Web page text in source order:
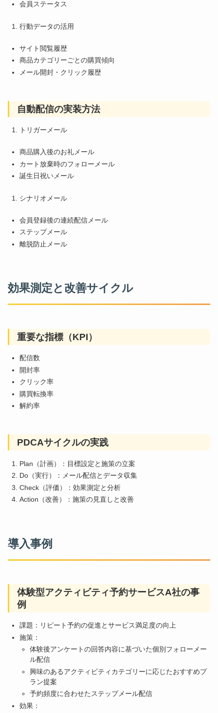
会員ステータス
行動データの活用
サイト閲覧履歴
商品カテゴリーごとの購買傾向
メール開封・クリック履歴
自動配信の実装方法
トリガーメール
商品購入後のお礼メール
カート放棄時のフォローメール
誕生日祝いメール
シナリオメール
会員登録後の連続配信メール
ステップメール
離脱防止メール
効果測定と改善サイクル
重要な指標（KPI）
配信数
開封率
クリック率
購買転換率
解約率
PDCAサイクルの実践
Plan（計画）：目標設定と施策の立案
Do（実行）：メール配信とデータ収集
Check（評価）：効果測定と分析
Action（改善）：施策の見直しと改善
導入事例
体験型アクティビティ予約サービスA社の事
例
課題：リピート予約の促進とサービス満足度の向上
施策：
体験後アンケートの回答内容に基づいた個別フォローメー
ル配信
興味のあるアクティビティカテゴリーに応じたおすすめプ
ラン提案
予約頻度に合わせたステップメール配信
効果：